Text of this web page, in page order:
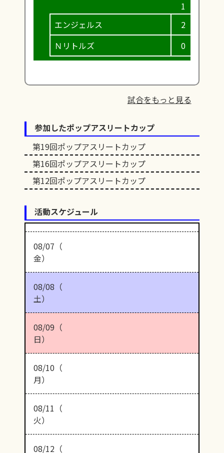
エンジェルス
Ｎリトルズ
2
0
試合をもっと見る
参加したポップアスリートカップ
第19回ポップアスリートカップ
第16回ポップアスリートカップ
第12回ポップアスリートカップ
活動スケジュール
08/07（
金）
08/08（
土）
08/09（
日）
08/10（
月）
08/11（
火）
08/12（